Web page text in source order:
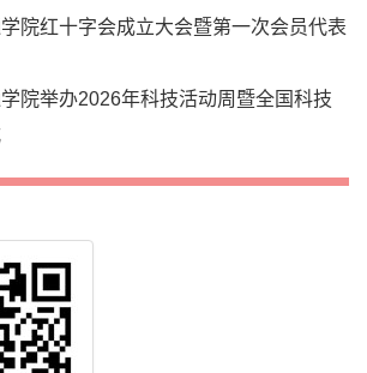
院红十字会成立大会暨第一次会员代表
院举办2026年科技活动周暨全国科技